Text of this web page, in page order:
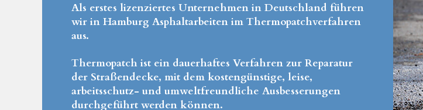
Als erstes lizenziertes Unternehmen in Deutschland führen
wir in Hamburg Asphaltarbeiten im Thermopatchverfahren
aus.
Thermopatch ist ein dauerhaftes Verfahren zur Reparatur
der Straßendecke, mit dem kostengünstige, leise,
arbeitsschutz- und umweltfreundliche Ausbesserungen
durchgeführt werden können.